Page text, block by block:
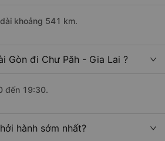
khoảng 541 km.
Gòn đi Chư Păh - Gia Lai ?
đến 19:30.
hành sớm nhất?